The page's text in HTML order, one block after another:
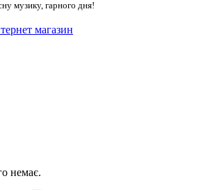
музику, гарного дня!
немає.